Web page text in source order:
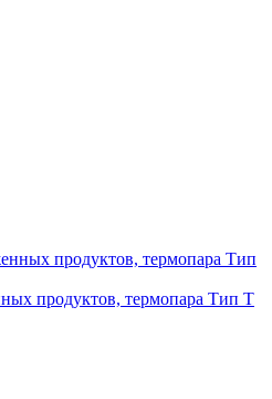
продуктов, термопара Тип Т